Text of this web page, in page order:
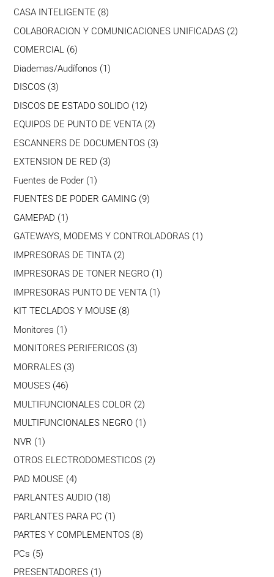
CASA INTELIGENTE 88
productos
COLABORACION Y COMUNICACIONES UNIFICADAS 22
COMERCIAL 66
productos
Diademas/Audífonos 11
DISCOS 33
productos
DISCOS DE ESTADO SOLIDO 1212
productos
EQUIPOS DE PUNTO DE VENTA 22
productos
ESCANNERS DE DOCUMENTOS 33
EXTENSION DE RED 33
Fuentes de Poder 11
producto
FUENTES DE PODER GAMING 99
GAMEPAD 11
producto
GATEWAYS, MODEMS Y CONTROLADORAS 1 1
IMPRESORAS DE TINTA 22
productos
IMPRESORAS DE TONER NEGRO 1 1
IMPRESORAS PUNTO DE VENTA 11
KIT TECLADOS Y MOUSE 88
Monitores 11
producto
MONITORES PERIFERICOS 33
MORRALES 33
MOUSES 4646
productos
MULTIFUNCIONALES COLOR 22
productos
MULTIFUNCIONALES NEGRO 1 1
NVR 11
producto
OTROS ELECTRODOMESTICOS 22
PAD MOUSE 44
productos
PARLANTES AUDIO 1818
productos
PARLANTES PARA PC 11
producto
PARTES Y COMPLEMENTOS 88
PCs 55
productos
PRESENTADORES 1 1